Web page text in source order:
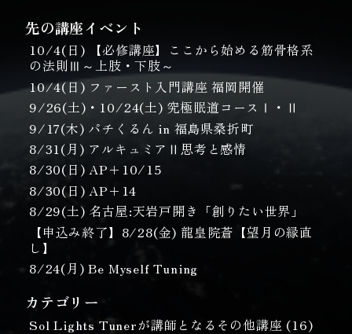
先の講座イベント
10/4(日) 【必修講座】ここから始める筋骨格系
の法則Ⅲ～上肢・下肢～
10/4(日) ファースト入門講座 福岡開催
9/26(土)・10/24(土) 究極眠道コースⅠ・Ⅱ
9/17(木) パチくるん in 福島県桑折町
8/31(月) アルキュミアⅡ思考と感情
8/30(日) AP＋10/15
8/30(日) AP＋14
8/29(土) 名古屋:天岩戸開き「創りたい世界」
【申込み終了】8/28(金) 龍皇院蒼【望月の縁直
し】
8/24(月) Be Myself Tuning
カテゴリー
Sol Lights Tunerが講師となるその他講座 (16)